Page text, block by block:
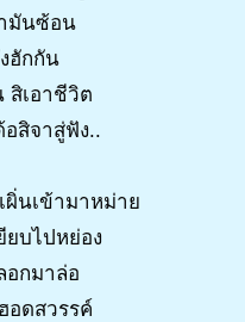
มันซ้อน
ฮักกัน
สิเอาชีวิต
อสิจาสู่ฟัง..
ผิ่นเข้ามาหม่าย
ยบไปหย่อง
อกมาล่อ
อดสวรรค์